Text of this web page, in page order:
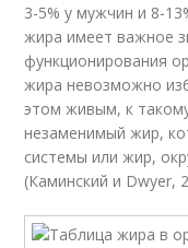
3-5% у мужчин и 8-
жира имеет важное
функционирования
жира невозможно
этом живым, к
незаменимый жир,
системы или жир,
(Каминский и Dwyer,